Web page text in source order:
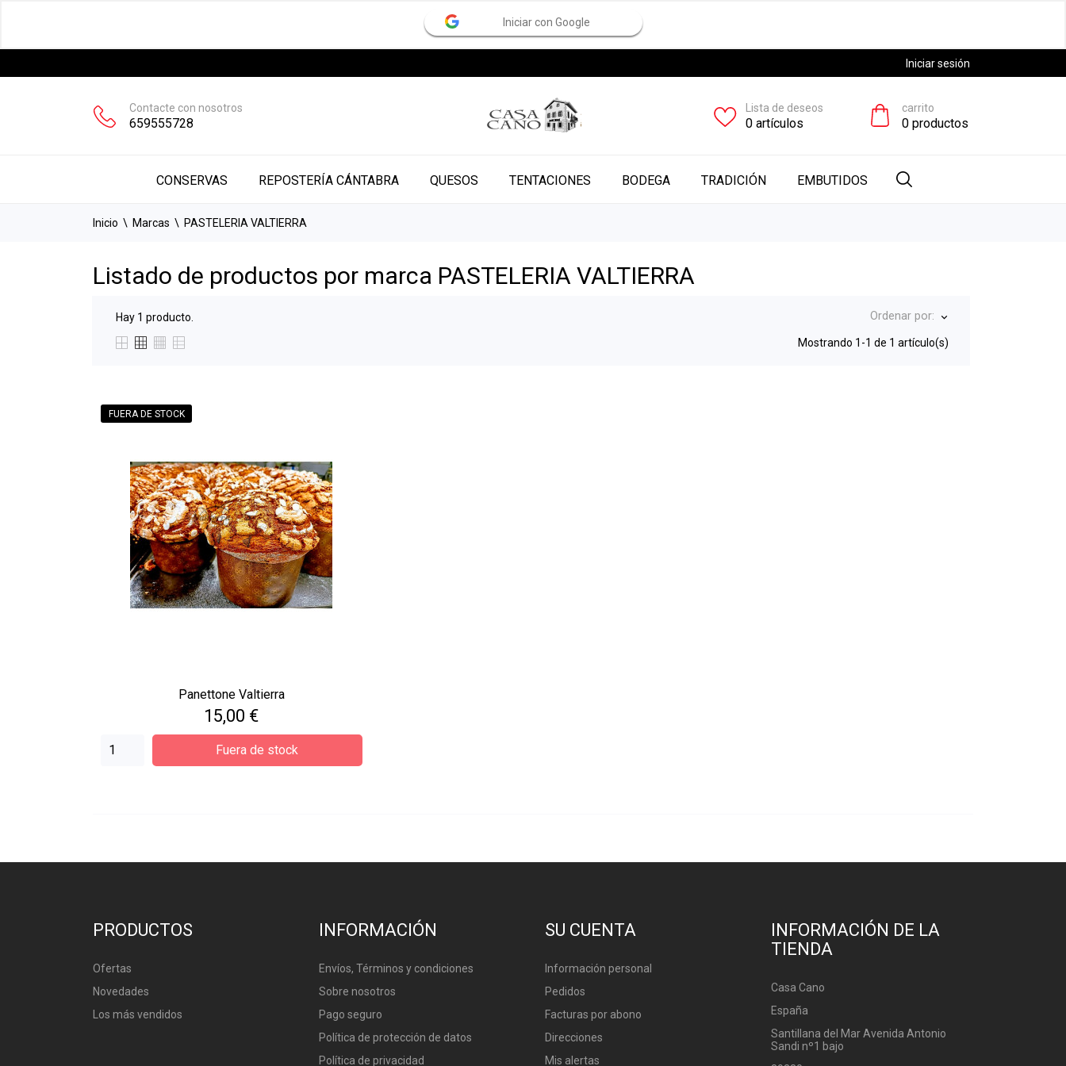
Iniciar con Google
Iniciar sesión
Contacte con nosotros
659555728
Lista de deseos
0 artículos
carrito
0productos
CONSERVAS REPOSTERÍA CÁNTABRA QUESOS TENTACIONES BODEGA TRADICIÓN EMBUTIDOS
Inicio Marcas PASTELERIA VALTIERRA
Listado de productos por marca PASTELERIA VALTIERRA
Hay 1 producto. Ordenar por: keyboard_arrow_down
Mostrando 1-1 de 1 artículo(s)
Panettone Valtierra
Precio
15,00 €
Fuera de stock
FUERA DE STOCK
PRODUCTOS
Ofertas
Novedades
Los más vendidos
INFORMACIÓN
Envíos, Términos y condiciones
Sobre nosotros
Pago seguro
Política de protección de datos
Política de privacidad
SU CUENTA
Información personal
Pedidos
Facturas por abono
Direcciones
Mis alertas
INFORMACIÓN DE LA
TIENDA
Casa Cano
España
Santillana del Mar Avenida Antonio
Sandi nº1 bajo